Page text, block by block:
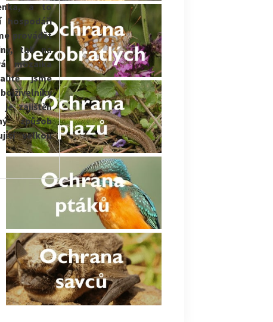
a to
provádět
tak na
mozaika
jsme
je zajištěn
způsob
velkou